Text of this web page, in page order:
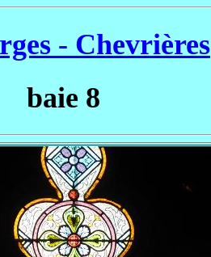
- Chevrières
baie 8